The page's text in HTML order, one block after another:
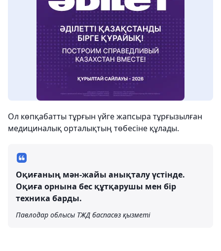
Ол көпқабатты тұрғын үйге жапсыра тұрғызылған
медициналық орталықтың төбесіне құлады.
Оқиғаның мән-жайы анықталу үстінде.
Оқиға орнына бес құтқарушы мен бір
техника барды.
Павлодар облысы ТЖД баспасөз қызметі